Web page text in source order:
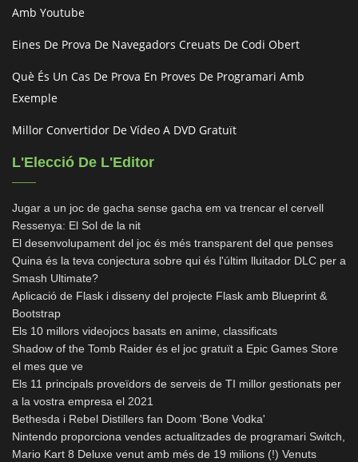
Amb Youtube
Eines De Prova De Navegadors Creuats De Codi Obert
Què És Un Cas De Prova En Proves De Programari Amb
Exemple
Millor Convertidor De Vídeo A DVD Gratuït
L'Elecció De L'Editor
Jugar a un joc de gacha sense gacha em va trencar el cervell
Ressenya: El Sol de la nit
El desenvolupament del joc és més transparent del que penses
Quina és la teva conjectura sobre qui és l'últim lluitador DLC per a
Smash Ultimate?
Aplicació de Flask i disseny del projecte Flask amb Blueprint &
Bootstrap
Els 10 millors videojocs basats en anime, classificats
Shadow of the Tomb Raider és el joc gratuït a Epic Games Store
el mes que ve
Els 11 principals proveïdors de serveis de TI millor gestionats per
a la vostra empresa el 2021
Bethesda i Rebel Distillers fan Doom 'Bone Vodka'
Nintendo proporciona vendes actualitzades de programari Switch,
Mario Kart 8 Deluxe venut amb més de 19 milions (!) Venuts